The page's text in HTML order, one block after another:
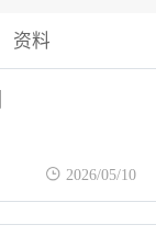
资料
2026/05/10